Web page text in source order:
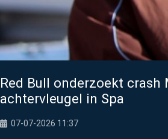
Red Bull onderzoekt
achtervleugel in Spa
07-07-2026 11:37